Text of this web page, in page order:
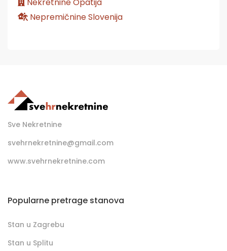
Nepremičnine Slovenija
Sve Nekretnine
svehrnekretnine@gmail.com
www.svehrnekretnine.com
Popularne pretrage stanova
Stan u Zagrebu
Stan u Splitu